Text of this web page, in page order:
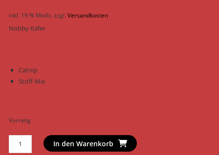
inkl. 19 % MwSt.zzgl.Versandkosten
Nobby Käfer
Catnip
Stoff-Mix
Vorrätig
Nobby
Katzenspielzeug
In den Warenkorb